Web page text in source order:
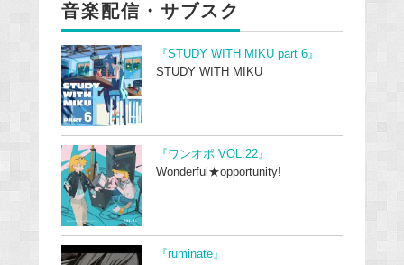
音楽配信・サブスク
『STUDY WITH MIKU part 6』
STUDY WITH MIKU
『ワンオポ VOL.22』
Wonderful★opportunity!
『ruminate』